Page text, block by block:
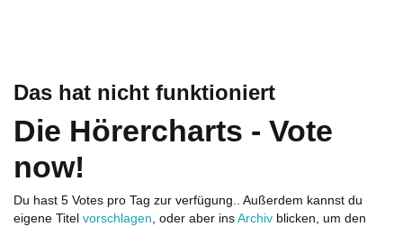
Das hat nicht funktioniert
Die Hörercharts - Vote
now!
Du hast 5 Votes pro Tag zur verfügung.. Außerdem kannst du
eigene Titel vorschlagen, oder aber ins Archiv blicken, um den